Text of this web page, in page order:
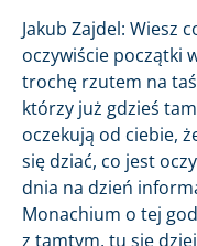
Jakub Zajdel: Wiesz
oczywiście początki
trochę rzutem na
którzy już gdzieś
oczekują od ciebie,
się dziać, co jest
dnia na dzień
Monachium o tej
z tamtym, tu się